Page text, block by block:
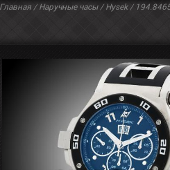
Главная/Наручные часы/Hysek/